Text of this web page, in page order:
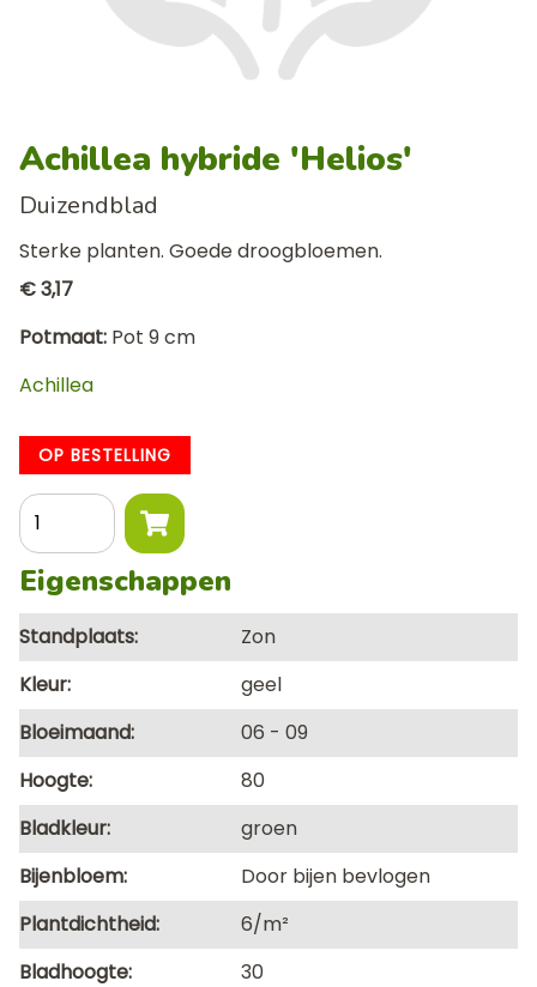
Achillea hybride 'Helios'
Duizendblad
Sterke planten. Goede droogbloemen.
€ 3,17
Potmaat Pot 9 cm
Achillea
OP BESTELLING
Aantal
Eigenschappen
Standplaats
Zon
Kleur
geel
Bloeimaand
06
09
Hoogte
80
Bladkleur
groen
Bijenbloem
Door bijen bevlogen
Plantdichtheid
6/m²
Bladhoogte
30